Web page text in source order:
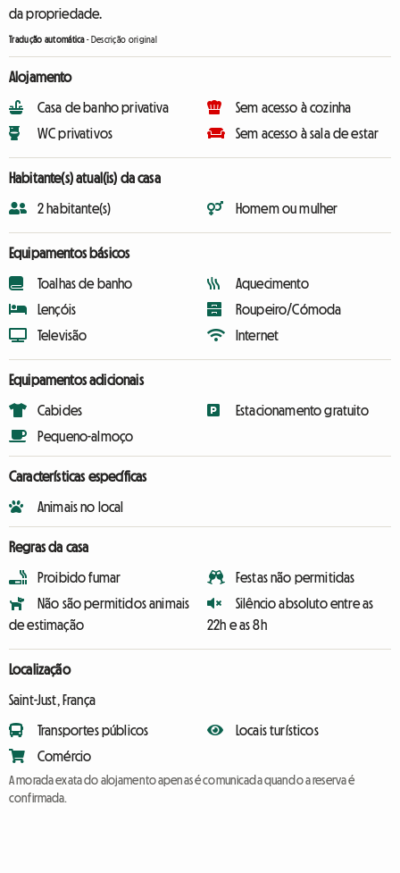
da propriedade.
Tradução automática- Descrição original
Alojamento
Casa de banho privativa
WC privativos
Sem acesso à cozinha
Sem acesso à sala de estar
Habitante(s) atual(is) da casa
2 habitante(s) Homem ou mulher
Equipamentos básicos
Toalhas de banho
Lençóis
Televisão
Aquecimento
Roupeiro/Cómoda
Internet
Equipamentos adicionais
Cabides
Pequeno-almoço
Estacionamento gratuito
Características específicas
Animais no local
Regras da casa
Proibido fumar
Não são permitidos animais
de estimação
Festas não permitidas
Silêncio absoluto entre as
22h e as 8h
Localização
Saint-Just, França
Transportes públicos
Comércio
Locais turísticos
A morada exata do alojamento apenas é comunicada quando a reserva é
confirmada.